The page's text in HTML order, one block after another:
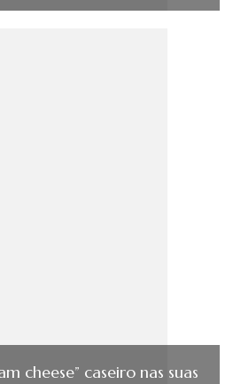
cheese” caseiro nas suas